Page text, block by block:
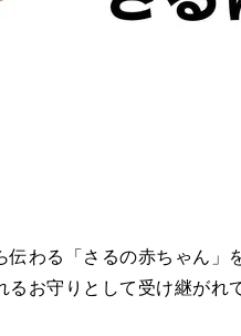
わる「さるの赤ちゃん」
お守りとして受け継がれ